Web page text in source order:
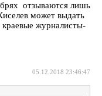
отзываются лишь
может выдать
журналисты-
05.12.2018 23:46:47